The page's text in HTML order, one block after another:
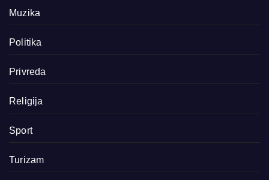
Muzika
Politika
Privreda
Religija
Sport
Turizam